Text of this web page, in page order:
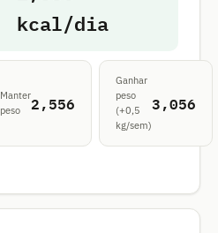
kcal/dia
Manter
peso
2,556
Ganhar
peso
(+0,5
kg/sem)
3,056